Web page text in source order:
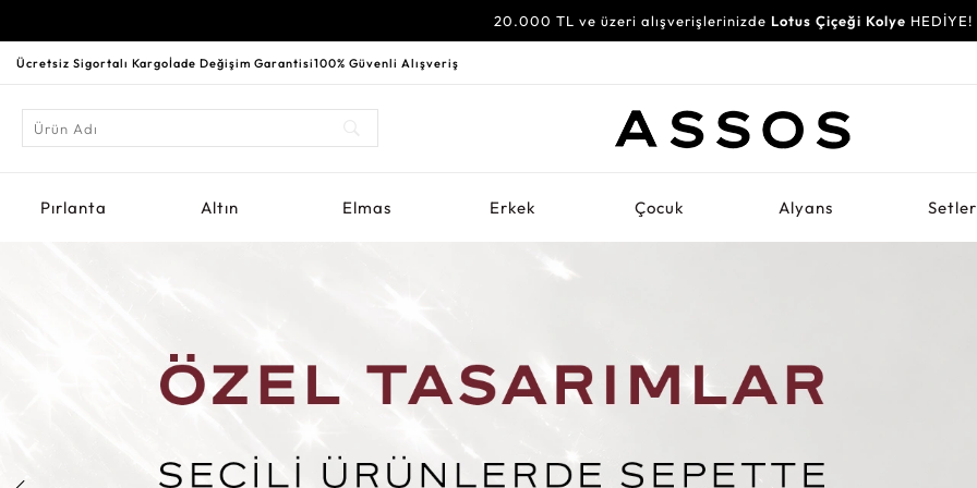
20.000 TL ve üzeri alışverişlerinizde Lotus Çiçeği Kolye HEDİYE!
Ücretsiz Sigortalı Kargoİade Değişim Garantisi100% Güvenli Alışveriş
Pırlanta Altın Elmas Erkek Çocuk Alyans Setler